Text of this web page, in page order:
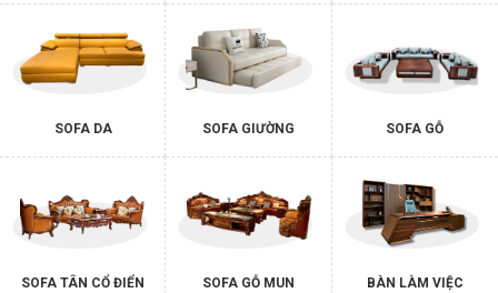
SOFA DA SOFA GIƯỜNG SOFA GỖ
SOFA TÂN CỔ ĐIỂN SOFA GỖ MUN BÀN LÀM VIỆC